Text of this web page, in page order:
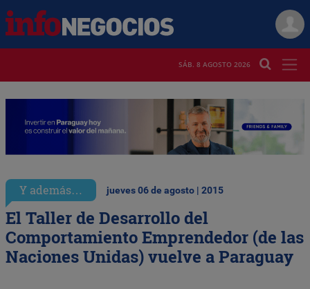
SÁB. 8 AGOSTO 2026
Y además… jueves 06 de agosto | 2015
El Taller de Desarrollo del
Comportamiento Emprendedor (de las
Naciones Unidas) vuelve a Paraguay